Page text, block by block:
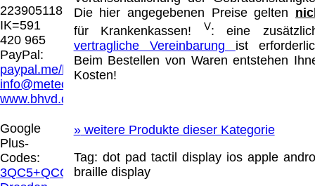
223905118
IK=591
420 965
PayPal:
paypal.me/blindenhilfsmittel
info@meteor.vision
www.bhvd.de
Google
Plus-
Codes:
3QC5+QCG
Die hier angegebenen Preise gelten
für Krankenkassen!
V: eine
vertragliche Vereinbarung ist
Beim Bestellen von Waren entstehen
Kosten!
»weitere Produkte dieser Kategorie
Tag: dot pad tactil displayiosapple
braille display
Mit einem Urteil vom 12.05.1998 - 312 O
85/98 - Haftung für Links hat das Landgericht
Hamburg entschieden, dass man durch die
Anbringung eines Links, die Inhalte der
gelinkten Seite ggf. mit zu verantworten hat.
Dieses kann nur dadurch verhindert werden,
dass man sich ausdrücklich von diesen
Inhalten distanziert. Hiermit distanzieren wir
uns ausdrücklich von allen Inhalten, aller
gelinkten Seiten auf unserer Homepage und
machen uns diese Inhalte nicht zu eigen.
Diese Erklärung gilt für alle auf unserer